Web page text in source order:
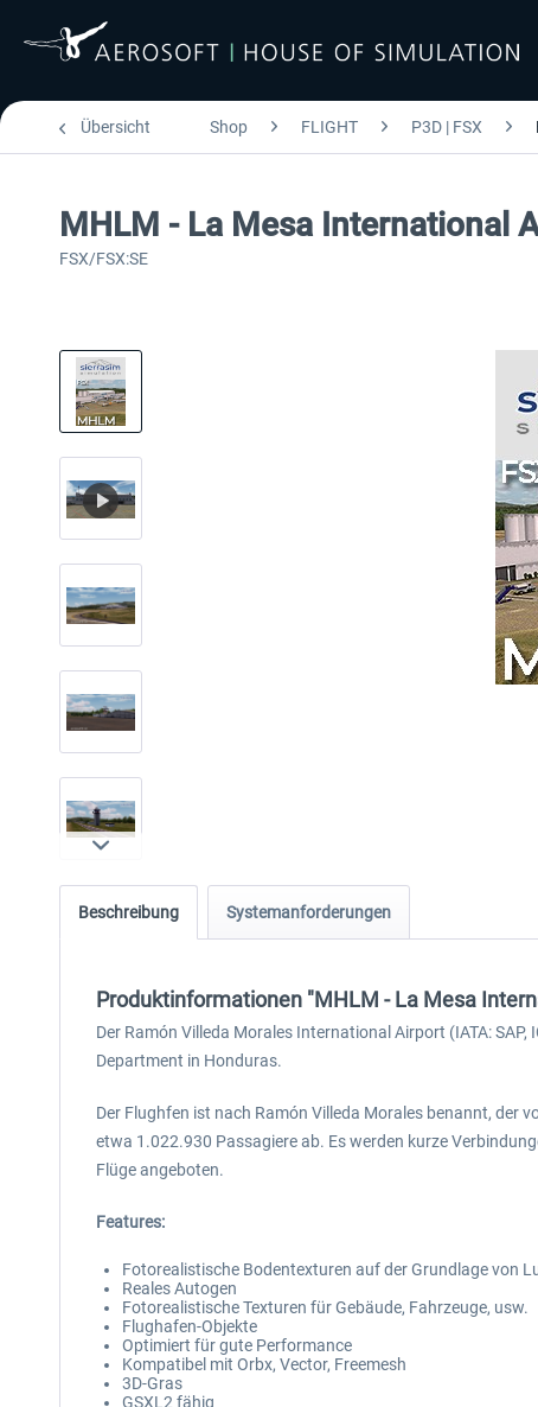
Übersicht Shop FLIGHT P3D | FSX
MHLM - La Mesa International
FSX/FSX:SE
Beschreibung Systemanforderungen
Produktinformationen "MHLM - La Mesa
Der Ramón Villeda Morales International Airport (IATA:
Department in Honduras.
Der Flughfen ist nach Ramón Villeda Morales benannt, der
etwa 1.022.930 Passagiere ab. Es werden kurze
Flüge angeboten.
Features:
Fotorealistische Bodentexturen auf der Grundlage von
Reales Autogen
Fotorealistische Texturen für Gebäude, Fahrzeuge, usw.
Flughafen-Objekte
Optimiert für gute Performance
Kompatibel mit Orbx, Vector, Freemesh
3D-Gras
GSXL2 fähig